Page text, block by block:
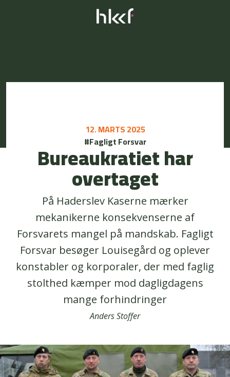
12. MARTS 2025
#Fagligt Forsvar
Bureaukratiet har
overtaget
På Haderslev Kaserne mærker
mekanikerne konsekvenserne af
Forsvarets mangel på mandskab. Fagligt
Forsvar besøger Louisegård og oplever
konstabler og korporaler, der med faglig
stolthed kæmper mod dagligdagens
mange forhindringer
Anders Stoffer